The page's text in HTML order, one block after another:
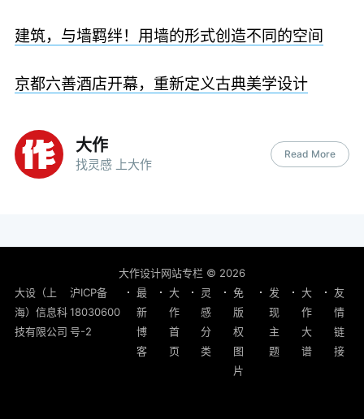
建筑，与墙羁绊！用墙的形式创造不同的空间
京都六善酒店开幕，重新定义古典美学设计
大作
找灵感 上大作
Read More
大作设计网站专栏 © 2026
大设（上
海）信息科
技有限公司
沪ICP备
18030600
号-2
最
新
博
客
大
作
首
页
灵
感
分
类
免
版
权
图
片
发
现
主
题
大
作
大
谱
友
情
链
接